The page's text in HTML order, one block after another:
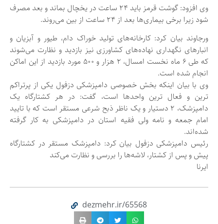
وی افزود: گوشت قرمز باید ۲۴ ساعت در یخچال بماند و بعد مصرف
شود زیرا برخی بیماری‌ها بعد از ۲۴ ساعت از بین می‌روند.
ورجاوند بیان کرد: کارخانه‌های تولید خوراک دام، طیور و آبزیان و
انبارهای نگهداری نهاده‌های کشاورزی نیز بازدید و نظارت می‌شوند
که طی ۶ ماه نخست امسال، ۲ هزار و ۵۰۰ مورد بازدید از این اماکن
انجام شده است.
وی با بیان اینکه بخش خصوصی دامپزشکی دزفول یکی از پرتراکم
ترین و فعال ترین واحدها است، گفت: در هر کشتارگاه یک
دامپزشک، ۲ دستیار و یک ناظر ذبح شرعی مستقر است که با تایید
امام جمعه و نامه ولی فقیه استان در دامپزشکی به کار گرفته
شده‌اند.
رئیس دامپزشکی دزفول بیان کرد: دامپزشک مستقر در کشتارگاه
پیش و پس از کشتار، لاشه‌ها را بررسی و نظارت می‌کند
ایرنا
dezmehr.ir/65568